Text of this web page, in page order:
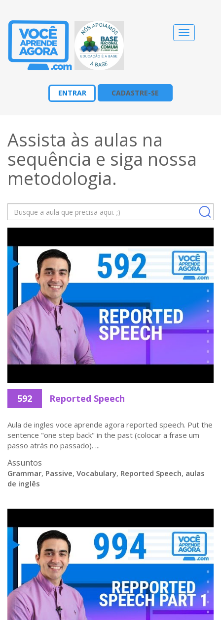
Alternar
navegação
ENTRAR CADASTRE-SE
Assista às aulas na
sequência e siga nossa
metodologia.
592 Reported Speech
Aula de ingles voce aprende agora reported speech. Put the
sentence "one step back" in the past (colocar a frase um
passo atrás no passado). ...
Assuntos
Grammar, Passive, Vocabulary, Reported Speech, aulas
de inglês